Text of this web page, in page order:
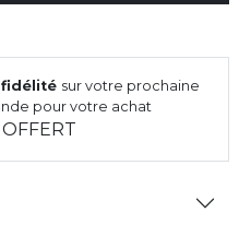
sur votre prochaine
pour votre achat
OFFERT